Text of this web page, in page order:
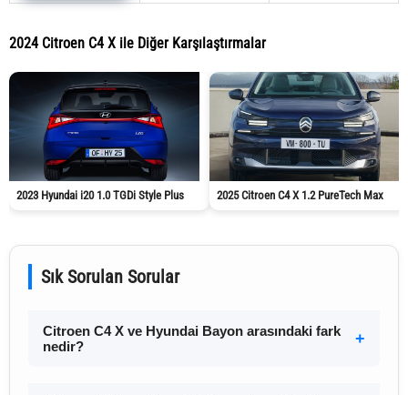
2024 Citroen C4 X ile Diğer Karşılaştırmalar
2023 Hyundai i20 1.0 TGDi Style Plus 2025 Citroen C4 X 1.2 PureTech Max
Sık Sorulan Sorular
Citroen C4 X ve Hyundai Bayon arasındaki fark
nedir?